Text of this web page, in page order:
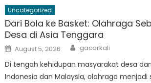
Uncategorized
Dari Bola ke Basket: Olahraga
Desa di Asia Tenggara
Posted
on
August 5, 2026 Author
gacorkali
Di tengah kehidupan masyarakat desa
Indonesia dan Malaysia, olahraga menjadi